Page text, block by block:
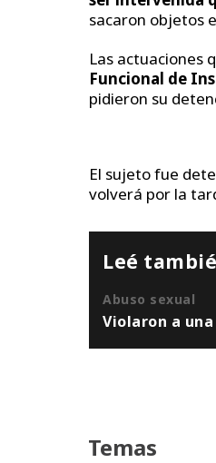
sacaron objetos
Las actuaciones
Funcional de
pidieron su
El sujeto fue
volverá por la
Leé
Abuso sexual
Violaron a
Temas